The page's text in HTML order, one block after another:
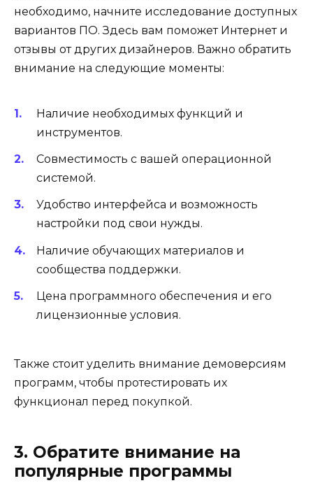
необходимо, начните исследование доступных
вариантов ПО. Здесь вам поможет Интернет и
отзывы от других дизайнеров. Важно обратить
внимание на следующие моменты:
Наличие необходимых функций и
инструментов.
Совместимость с вашей операционной
системой.
Удобство интерфейса и возможность
настройки под свои нужды.
Наличие обучающих материалов и
сообщества поддержки.
Цена программного обеспечения и его
лицензионные условия.
Также стоит уделить внимание демоверсиям
программ, чтобы протестировать их
функционал перед покупкой.
3. Обратите внимание на
популярные программы